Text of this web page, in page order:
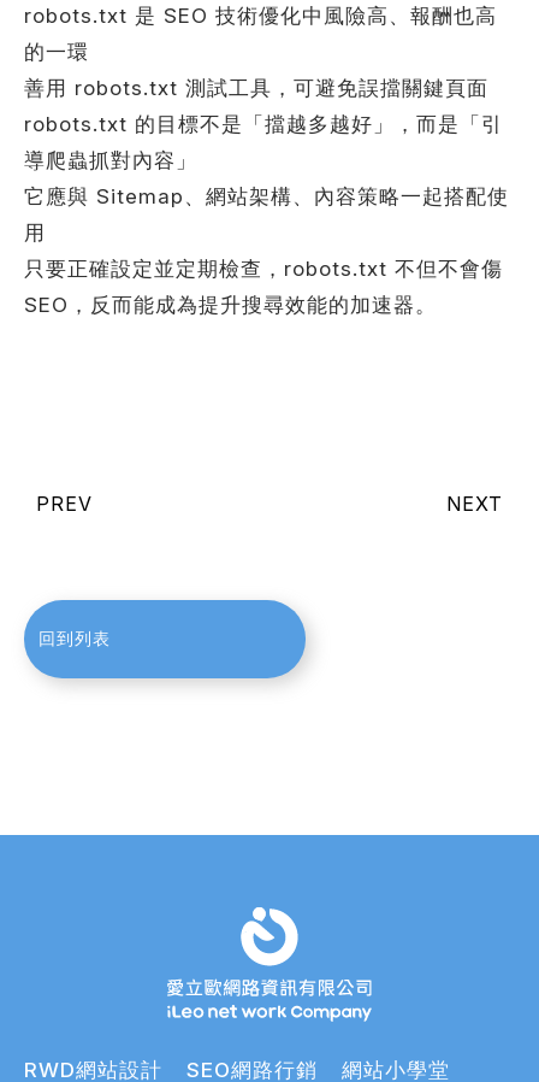
robots.txt 是 SEO 技術優化中風險高、報酬也高
的一環
善用 robots.txt 測試工具，可避免誤擋關鍵頁面
robots.txt 的目標不是「擋越多越好」，而是「引
導爬蟲抓對內容」
它應與 Sitemap、網站架構、內容策略一起搭配使
用
只要正確設定並定期檢查，robots.txt 不但不會傷
SEO，反而能成為提升搜尋效能的加速器。
PREV NEXT
回到列表
RWD網站設計 SEO網路行銷 網站小學堂